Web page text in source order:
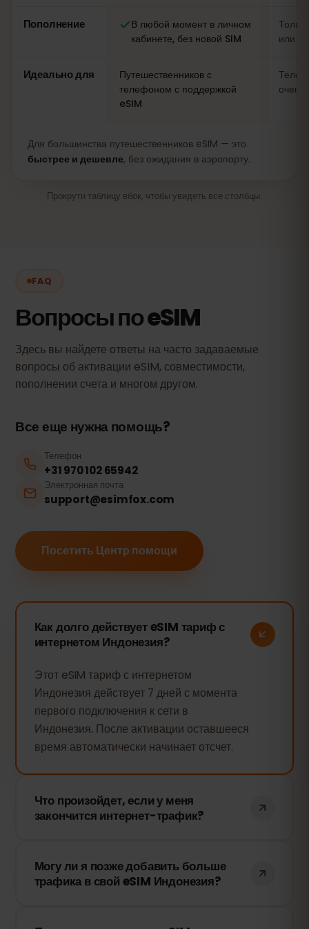
Пополнение
В любой момент в личном
кабинете, без новой SIM
или
Идеально для
Путешественников с
телефоном с поддержкой
eSIM
очень
Для большинства путешественников eSIM — это
быстрее и дешевле, без ожидания в аэропорту.
Прокрути таблицу вбок, чтобы увидеть все столбцы.
FAQ
Вопросы по eSIM
Здесь вы найдете ответы на часто задаваемые
вопросы об активации eSIM, совместимости,
пополнении счета и многом другом.
Все еще нужна помощь?
Телефон
+31 970 102 65942
Электронная почта
support@esimfox.com
Посетить Центр помощи
Как долго действует eSIM тариф с
интернетом Индонезия?
Этот eSIM тариф с интернетом
Индонезия действует 7 дней с момента
первого подключения к сети в
Индонезия. После активации оставшееся
время автоматически начинает отсчет.
Что произойдет, если у меня
закончится интернет-трафик?
подключение к сети прекратится. Вы
можете быстро пополнить eSIM через
Могу ли я позже добавить больше
трафика в свой eSIM Индонезия?